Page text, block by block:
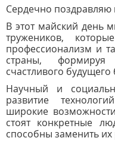
Сердечно поздравляю
В этот майский день
тружеников,
профессионализм и
страны,
счастливого будущего
Научный и
развитие
широкие
стоят конкретные
способны заменить их